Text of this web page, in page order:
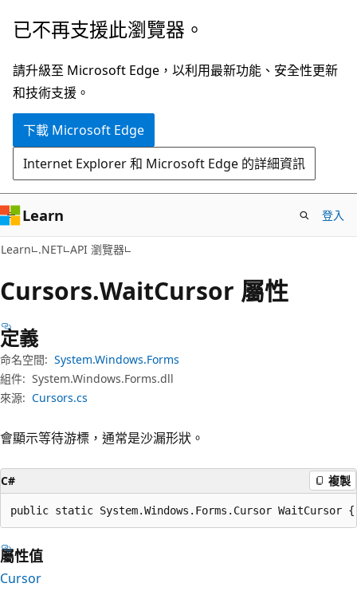
跳
主
要
內
跳
頁
面
內
覽
已不再支援此瀏覽器。
請升級至 Microsoft Edge，以利用最新功能、安全性更新
和技術支援。
下載 Microsoft Edge
Internet Explorer 和 Microsoft Edge 的詳細資訊
Learn 登入
Learn .NET API 瀏覽器
Cursors.WaitCursor 屬性
定義
命名空間: System.Windows.Forms
組件: System.Windows.Forms.dll
來源: Cursors.cs
會顯示等待游標，通常是沙漏形狀。
C# 複製
public static System.Windows.Forms.Cursor
屬性值
Cursor